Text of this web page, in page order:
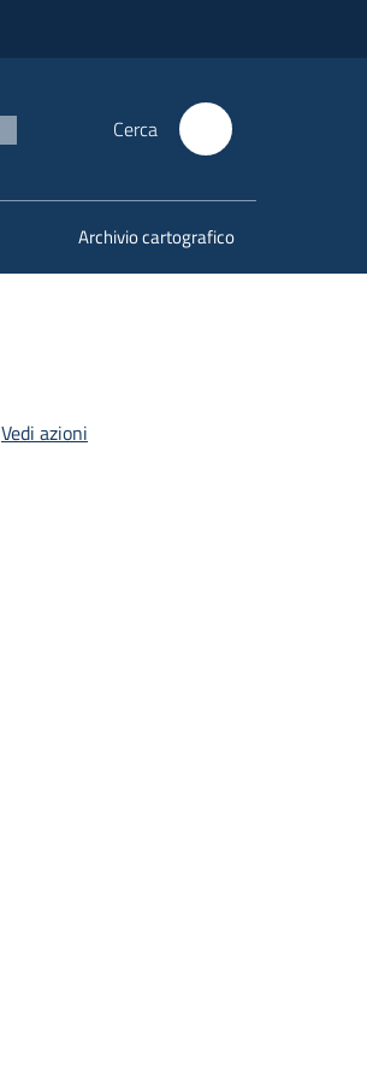
Cerca
Archivio cartografico
Vedi azioni